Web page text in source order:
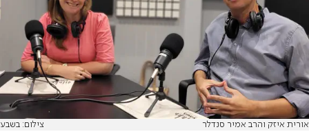
אורית איזק והרב אמיר סנדלר צילום: בשבע